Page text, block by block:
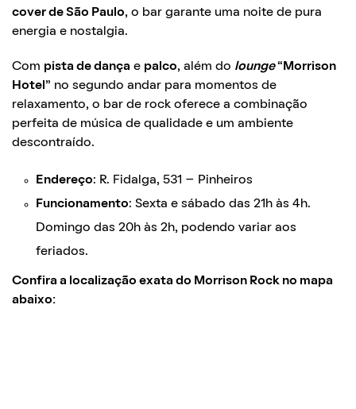
cover de São Paulo, o bar garante uma noite de pura
energia e nostalgia.
Com pista de dança e palco, além do lounge“ Morrison
Hotel ” no segundo andar para momentos de
relaxamento, o bar de rock oferece a combinação
perfeita de música de qualidade e um ambiente
descontraído.
Endereço: R. Fidalga, 531 – Pinheiros
Funcionamento: Sexta e sábado das 21h às 4h.
Domingo das 20h às 2h, podendo variar aos
feriados.
Confira a localização exata do Morrison Rock no mapa
abaixo: